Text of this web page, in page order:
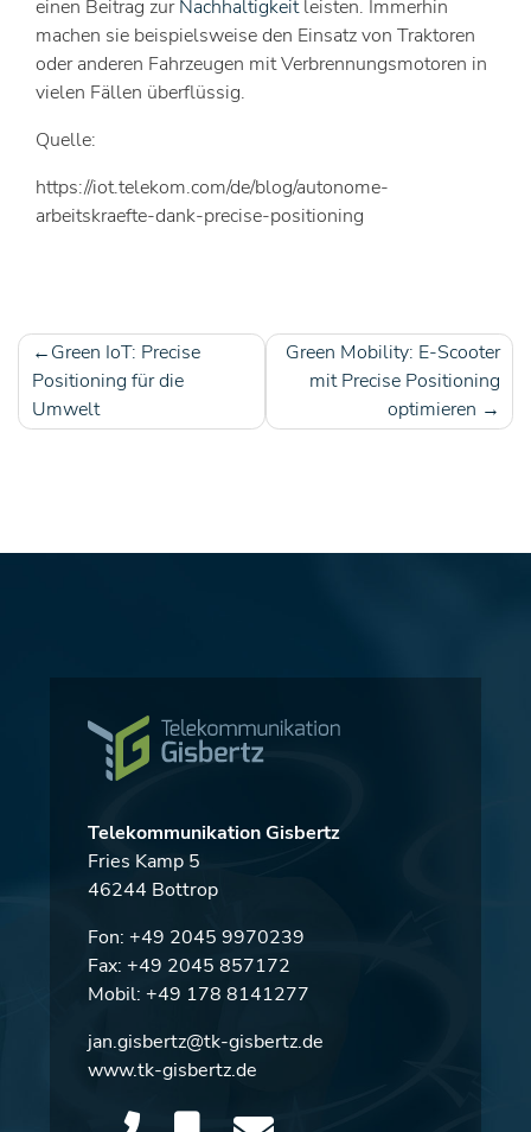
einen Beitrag zurNachhaltigkeitleisten. Immerhin
machen sie beispielsweise den Einsatz von Traktoren
oder anderen Fahrzeugen mit Verbrennungsmotoren in
vielen Fällen überflüssig.
Quelle:
https://iot.telekom.com/de/blog/autonome-
arbeitskraefte-dank-precise-positioning
Beitragsnavigation
Green IoT: Precise
Positioning für die
Umwelt
Green Mobility: E-Scooter
mit Precise Positioning
optimieren
Telekommunikation Gisbertz
Fries Kamp 5
46244 Bottrop
Fon: +49 2045 9970239
Fax: +49 2045 857172
Mobil: +49 178 8141277
jan.gisbertz@tk-gisbertz.de
www.tk-gisbertz.de